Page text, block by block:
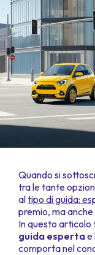
Quando si
tra le tante
altipo di guida:
premio, ma anche
In questo articolo
guida espertae
comporta nel